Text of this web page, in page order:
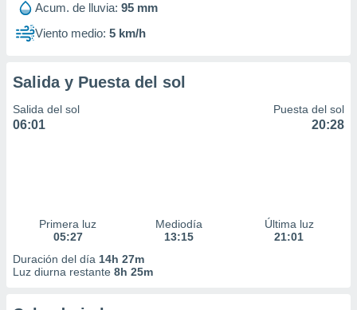
Acum. de lluvia: 95 mm
Viento medio: 5 km/h
Salida y Puesta del sol
Salida del sol
06:01
Puesta del sol
20:28
Primera luz
05:27
Mediodía
13:15
Última luz
21:01
Duración del día 14h 27m
Luz diurna restante 8h 25m